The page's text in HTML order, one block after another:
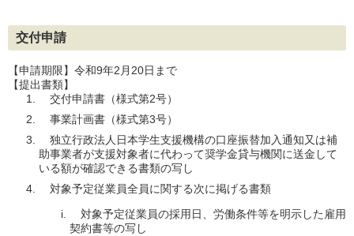
交付申請
【申請期限】令和9年2月20日まで
【提出書類】
交付申請書（様式第2号）
事業計画書（様式第3号）
独立行政法人日本学生支援機構の口座振替加入通知又は補
助事業者が支援対象者に代わって奨学金貸与機関に送金して
いる額が確認できる書類の写し
対象予定従業員全員に関する次に掲げる書類
対象予定従業員の採用日、労働条件等を明示した雇用
契約書等の写し